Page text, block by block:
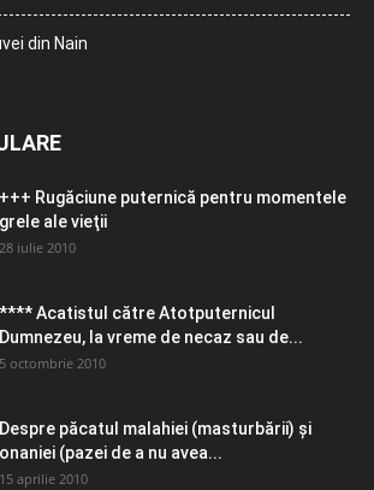
din Nain
+++ Rugăciune puternică pentru momentele
grele ale vieţii
28 iulie 2010
**** Acatistul către Atotputernicul
Dumnezeu, la vreme de necaz sau de...
5 octombrie 2010
Despre păcatul malahiei (masturbării) şi
onaniei (pazei de a nu avea...
15 aprilie 2010